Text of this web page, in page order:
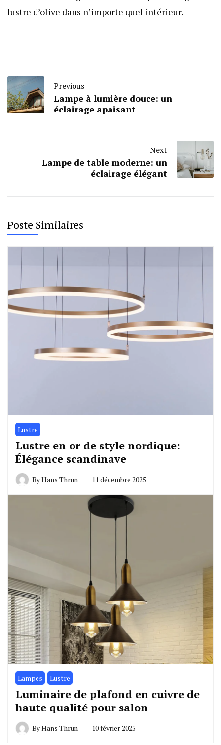
lustre d’olive dans n’importe quel intérieur.
Previous
Lampe à lumière douce: un
éclairage apaisant
Next
Lampe de table moderne: un
éclairage élégant
Poste Similaires
Lustre
Lustre en or de style nordique:
Élégance scandinave
ByHans Thrun 11 décembre 2025
Lampes Lustre
Luminaire de plafond en cuivre de
haute qualité pour salon
ByHans Thrun 10 février 2025